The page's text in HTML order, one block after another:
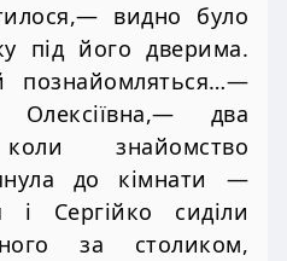
видно було
під його дверима.
два
знайомство
до кімнати —
і Сергійко сиділи
за столиком,